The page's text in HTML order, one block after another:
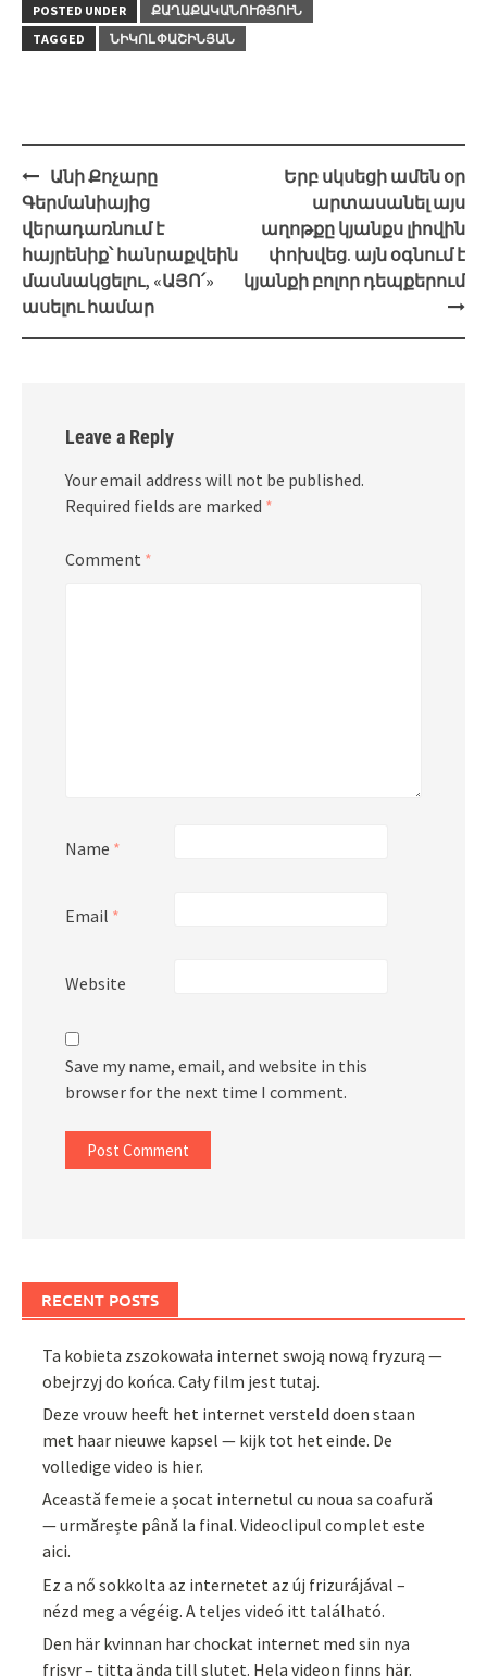
POSTED UNDER
ՔԱՂԱՔԱԿԱՆՈՒԹՅՈՒՆ
TAGGED
ՆԻԿՈԼ ՓԱՇԻՆՅԱՆ
Post
navigation
Անի Քոչարը
Գերմանիայից
վերադառնում է
հայրենիք՝ հանրաքվեին
մասնակցելու, «ԱՅՈ՛»
ասելու համար
Երբ սկսեցի ամեն օր
արտասանել այս
աղոթքը կյանքս լիովին
փոխվեց. այն օգնում է
կյանքի բոլոր դեպքերում
Leave a Reply
Your email address will not be published.
Required fields are marked *
Comment *
Name *
Email *
Website
Save my name, email, and website in this
browser for the next time I comment.
RECENT POSTS
Ta kobieta zszokowała internet swoją nową fryzurą —
obejrzyj do końca. Cały film jest tutaj.
Deze vrouw heeft het internet versteld doen staan
met haar nieuwe kapsel — kijk tot het einde. De
volledige video is hier.
Această femeie a șocat internetul cu noua sa coafură
— urmărește până la final. Videoclipul complet este
aici.
Ez a nő sokkolta az internetet az új frizurájával –
nézd meg a végéig. A teljes videó itt található.
Den här kvinnan har chockat internet med sin nya
frisyr – titta ända till slutet. Hela videon finns här.